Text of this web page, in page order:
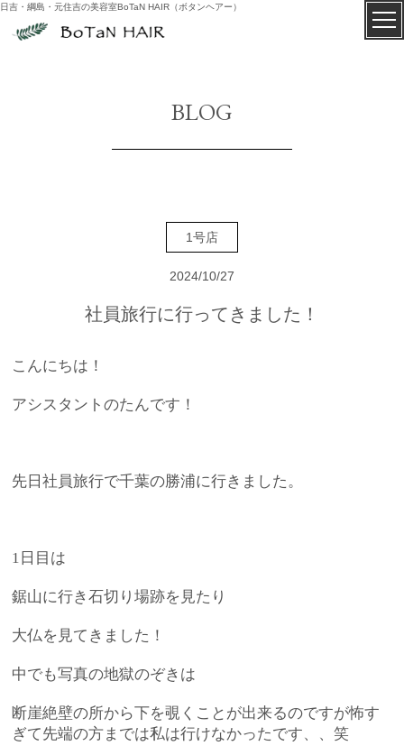
日吉・綱島・元住吉の美容室BoTaN HAIR（ボタンヘアー）
BLOG
1号店
2024/10/27
社員旅行に行ってきました！
こんにちは！
アシスタントのたんです！
先日社員旅行で千葉の勝浦に行きました。
1日目は
鋸山に行き石切り場跡を見たり
大仏を見てきました！
中でも写真の地獄のぞきは
断崖絶壁の所から下を覗くことが出来るのですが怖す
ぎて先端の方までは私は行けなかったです、、笑